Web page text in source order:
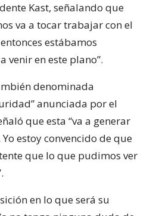
Kast, señalando que
va a tocar trabajar con el
estábamos
venir en este plano”.
denominada
anunciada por el
que esta “va a generar
estoy convencido de que
que lo que pudimos ver
en lo que será su